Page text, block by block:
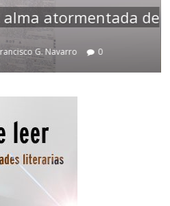
alma atormentada de
G. Navarro 0